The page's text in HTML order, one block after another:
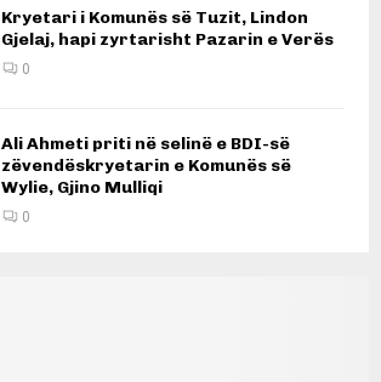
Kryetari i Komunës së Tuzit, Lindon
Gjelaj, hapi zyrtarisht Pazarin e Verës
0
Ali Ahmeti priti në selinë e BDI-së
zëvendëskryetarin e Komunës së
Wylie, Gjino Mulliqi
0